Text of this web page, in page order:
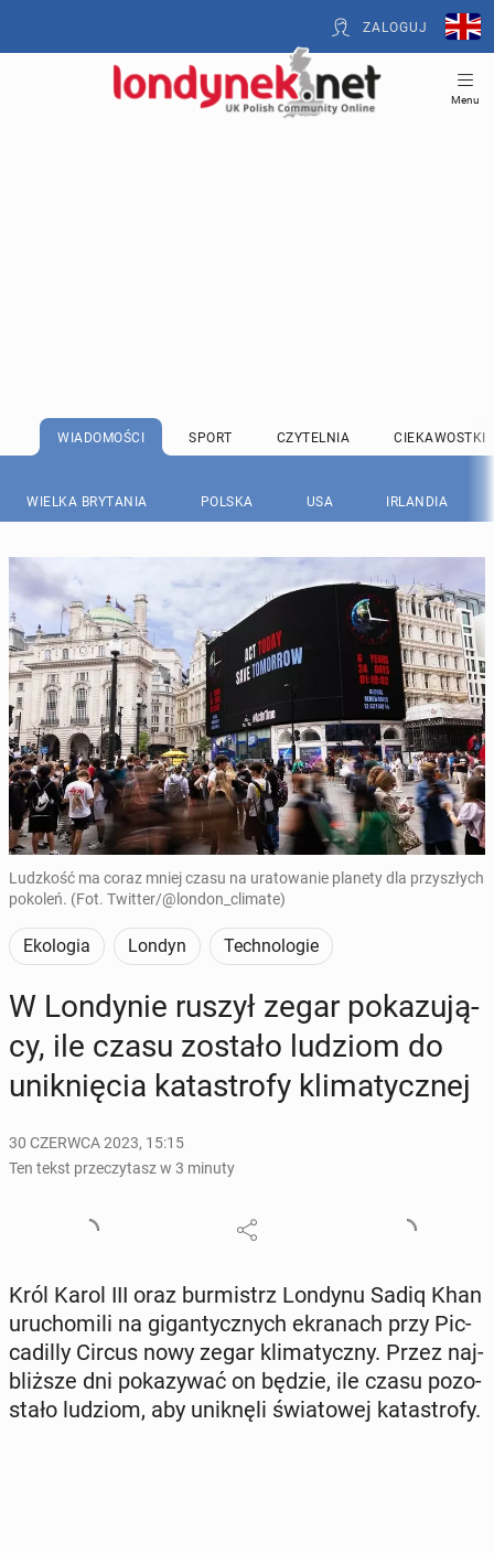
ZALOGUJ
Menu
WIADOMOŚCI SPORT CZYTELNIA CIEKAWOSTKI
WIELKA BRYTANIA POLSKA USA IRLANDIA
Ludzkość ma coraz mniej czasu na uratowanie planety dla przyszłych
pokoleń. (Fot. Twitter/@london_climate)
Ekologia Londyn Technologie
W Lon­dy­nie ruszył zegar po­ka­zu­ją­
cy, ile czasu zostało ludziom do
unik­nię­cia ka­ta­stro­fy kli­ma­tycz­nej
30 CZERWCA 2023, 15:15
Ten tekst przeczytasz w 3 minuty
Król Karol III oraz bur­mistrz Londynu Sadiq Khan
uru­cho­mi­li na gi­gan­tycz­nych ekra­nach przy Pic­
ca­dil­ly Circus nowy zegar kli­ma­tycz­ny. Przez naj­
bliż­sze dni po­ka­zy­wać on będzie, ile czasu po­zo­
sta­ło ludziom, aby unik­nę­li świa­to­wej ka­ta­stro­fy.